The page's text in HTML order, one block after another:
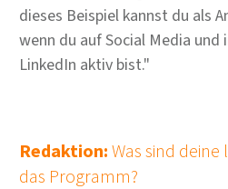
dieses Beispiel kannst du als
wenn du auf Social Media und
LinkedIn aktiv bist."
Redaktion: Was sind
das Programm?